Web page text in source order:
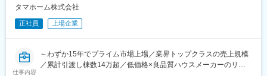
変更の範囲：本文参照
■組織構成：
金融部門に所属し、住宅営業担当と密接に連携しながら業務を推
進します。
■本ポジションの魅力：
住宅購入をきっかけとした顧客紹介型営業のため、飛び込みやテ
タマホーム株式会社
正社員 上場企業
仕事内容
～わずか15年でプライム市場上場／業界トップクラスの売上規模
／累計引渡し棟数14万超／低価格×良品質ハウスメーカーのリー